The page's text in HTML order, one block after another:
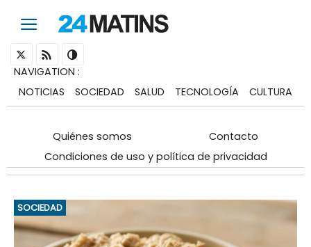
NAVIGATION :
NOTICIAS
SOCIEDAD SALUD TECNOLOGÍA CULTURA
Quiénes somos
Contacto
Condiciones de uso y política de privacidad
SOCIEDAD